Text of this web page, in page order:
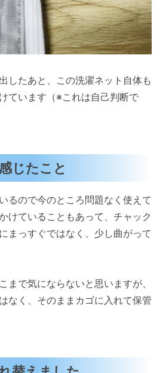
したあと、この洗濯ネット自体も
ています（※これは自己判断で
じたこと
るので今のところ問題なく使えて
けていることもあって、チャック
まっすぐではなく、少し曲がって
まで気にならないと思いますが、
なく、そのままカゴに入れて保管